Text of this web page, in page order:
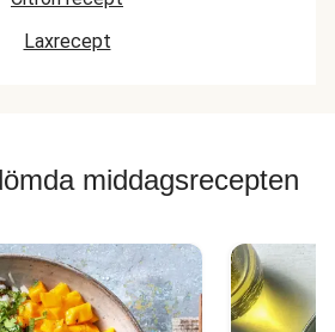
Laxrecept
middagsrecepten